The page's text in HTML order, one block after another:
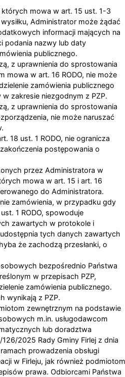
mowa w art. 15 ust. 1-3
Administrator może żądać
informacji mających na
podania nazwy lub daty
publicznego.
z uprawnienia do sprostowania
mowa w art. 16 RODO, nie może
zamówienia publicznego
zakresie niezgodnym z PZP.
z uprawnienia do sprostowania
nie może naruszać
18 ust. 1 RODO, nie ogranicza
postępowania o
przez Administratora w
mowa w art. 15 i art. 16
do Administratora.
zamówienia, w przypadku gdy
1 RODO, spowoduje
zawartych w protokole i
tych danych zawartych
że zachodzą przesłanki, o
bezpośrednio Państwa
w przepisach PZP,
zamówienia publicznego.
wynikają z PZP.
zewnętrznym na podstawie
m.in. usługodawcom
lub doradztwa
2025 Rady Gminy Firlej z dnia
prowadzenia obsługi
w Firleju, jak również podmiotom
prawa. Odbiorcami Państwa